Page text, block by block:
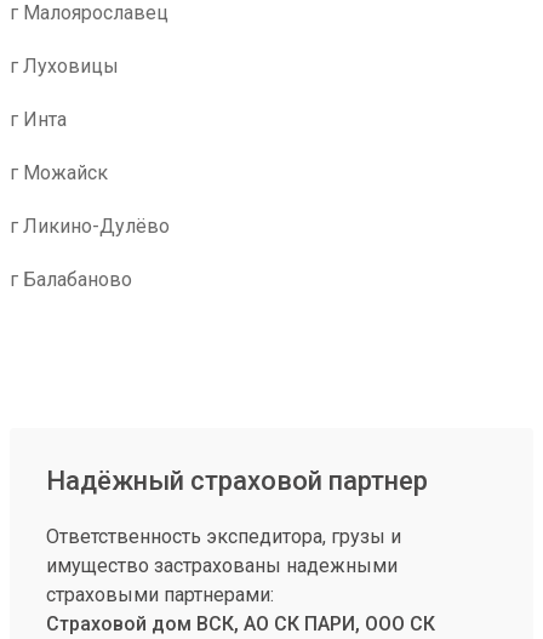
г Малоярославец
г Луховицы
г Инта
г Можайск
г Ликино-Дулёво
г Балабаново
Надёжный страховой партнер
Ответственность экспедитора, грузы и
имущество застрахованы надежными
страховыми партнерами:
Страховой дом ВСК, АО СК ПАРИ, ООО СК